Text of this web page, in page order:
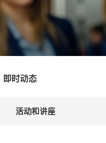
即时动态
活动和讲座